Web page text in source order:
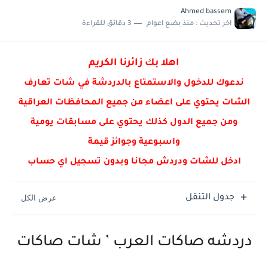
شات فائزه , دردشة فائزه
Ahmed bassem
اخر تحديث : منذ بضع اعوام 3 دقائق للقراءة
اهلا بك زائرنا الكريم
ندعوك للدخول والاستمتاع بالدردشة في شات تعارف
الشات يحتوي على اعضاء من جميع المحافظات العراقية
ومن جميع الدول كذلك يحتوي على مسابقات يومية
واسبوعية وجوائز قيمة
ادخل للشات ودردش مجانا وبدون تسجيل اي حساب
جدول التنقل
دردشه صاكات العرب ’ شات صاكات